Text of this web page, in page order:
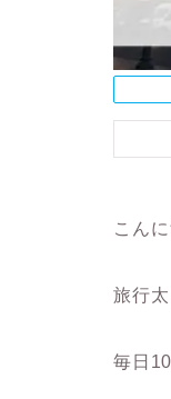
こんに
旅行
毎日